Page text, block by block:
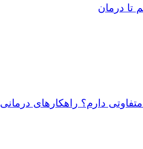
تا درمان
دارم؟ راهکارهای درمانی